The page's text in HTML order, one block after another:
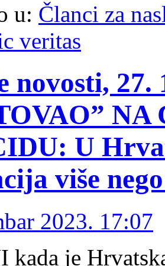
u: Članci za
veritas
novosti, 27.
NA
U
više
2023. 17:07
kada je